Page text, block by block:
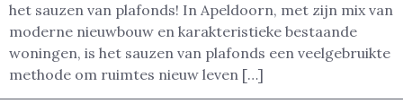
het sauzen van plafonds! In Apeldoorn, met zijn mix van
moderne nieuwbouw en karakteristieke bestaande
woningen, is het sauzen van plafonds een veelgebruikte
methode om ruimtes nieuw leven […]